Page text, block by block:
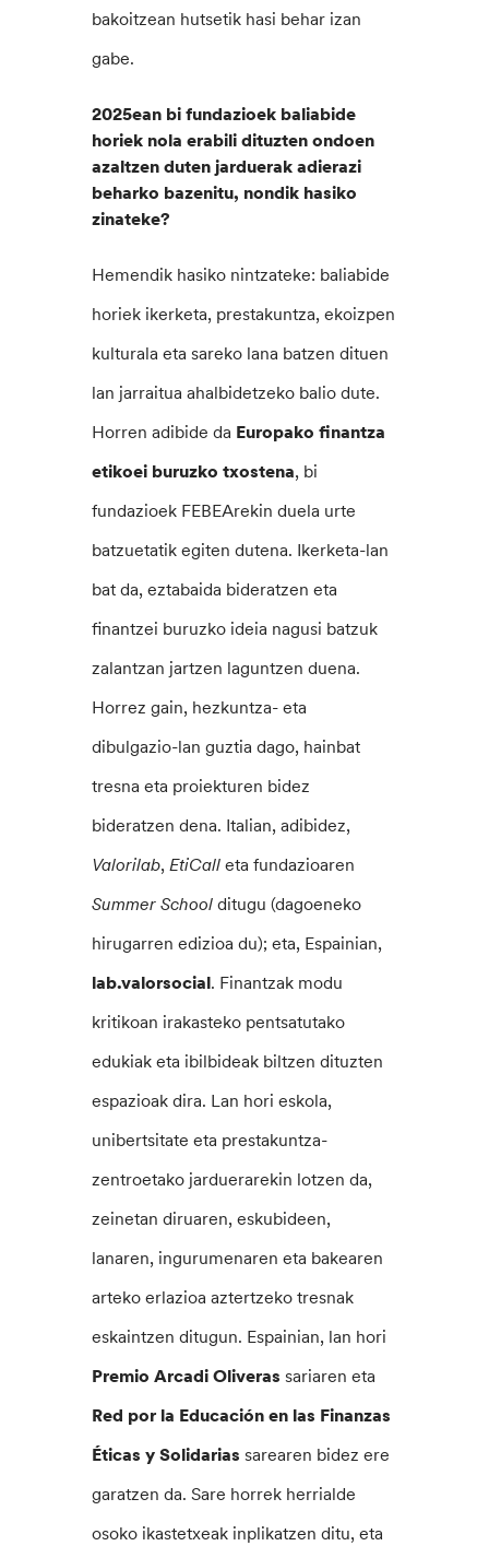
bakoitzean hutsetik hasi behar izan
gabe.
2025ean bi fundazioek baliabide
horiek nola erabili dituzten ondoen
azaltzen duten jarduerak adierazi
beharko bazenitu, nondik hasiko
zinateke?
Hemendik hasiko nintzateke: baliabide
horiek ikerketa, prestakuntza, ekoizpen
kulturala eta sareko lana batzen dituen
lan jarraitua ahalbidetzeko balio dute.
Horren adibide da Europako finantza
etikoei buruzko txostena, bi
fundazioek FEBEArekin duela urte
batzuetatik egiten dutena. Ikerketa-lan
bat da, eztabaida bideratzen eta
finantzei buruzko ideia nagusi batzuk
zalantzan jartzen laguntzen duena.
Horrez gain, hezkuntza- eta
dibulgazio-lan guztia dago, hainbat
tresna eta proiekturen bidez
bideratzen dena. Italian, adibidez,
Valorilab,EtiCall eta fundazioaren
Summer School ditugu (dagoeneko
hirugarren edizioa du); eta, Espainian,
lab.valorsocial. Finantzak modu
kritikoan irakasteko pentsatutako
edukiak eta ibilbideak biltzen dituzten
espazioak dira. Lan hori eskola,
unibertsitate eta prestakuntza-
zentroetako jarduerarekin lotzen da,
zeinetan diruaren, eskubideen,
lanaren, ingurumenaren eta bakearen
arteko erlazioa aztertzeko tresnak
eskaintzen ditugun. Espainian, lan hori
Premio Arcadi Oliverassariaren eta
Red por la Educación en las Finanzas
Éticas y Solidarias sarearen bidez ere
garatzen da. Sare horrek herrialde
osoko ikastetxeak inplikatzen ditu, eta